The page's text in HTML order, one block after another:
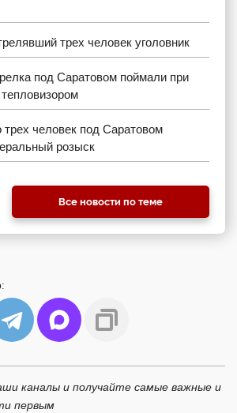
трех человек уголовник
под Саратовом поймали при
трех человек под Саратовом
розыск
Все новости по теме
каналы и получайте самые важные и
первым